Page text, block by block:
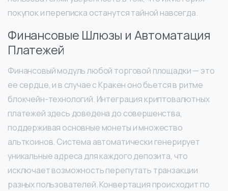
покупок и переписка останутся тайной навсегда.
Финансовые Шлюзы и Автоматация
Платежей
Финансовый модуль любой торговой площадки — это
ее сердце, и в случае с Кракен оно бьется в ритме
блокчейн-технологий. Интеграция криптовалютных
платежей здесь доведена до совершенства,
поддерживая основные монеты и множество
альткоинов. Система автоматически генерирует
уникальные адреса для каждого депозита, что
исключает возможность перепутать транзакции
разных пользователей. Конвертация происходит по